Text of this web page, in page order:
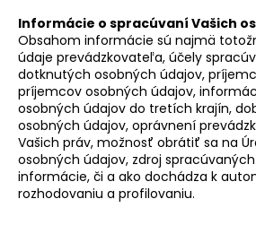
Informácie o spracúvaní Vašich
Obsahom informácie sú najmä
údaje prevádzkovateľa, účely
dotknutých osobných údajov,
príjemcov osobných údajov,
osobných údajov do tretích krajín,
osobných údajov, oprávnení
Vašich práv, možnosť obrátiť sa na
osobných údajov, zdroj
informácie, či a ako dochádza k
rozhodovaniu a profilovaniu.